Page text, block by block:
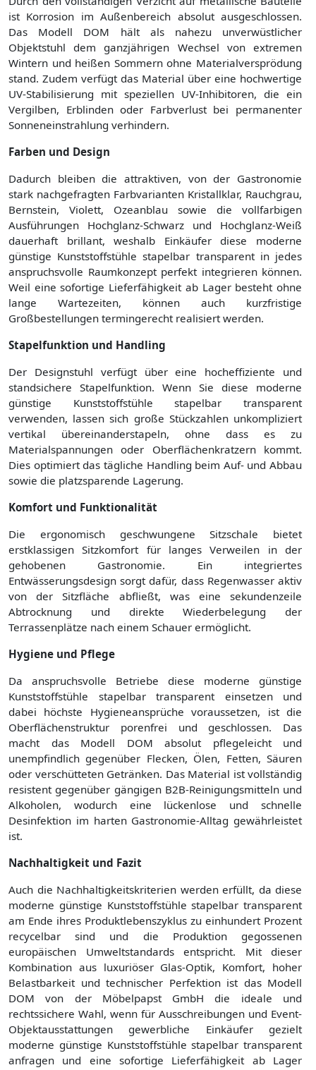
ist Korrosion im Außenbereich absolut ausgeschlossen.
Das Modell DOM hält als nahezu unverwüstlicher
Objektstuhl dem ganzjährigen Wechsel von extremen
Wintern und heißen Sommern ohne Materialversprödung
stand. Zudem verfügt das Material über eine hochwertige
UV-Stabilisierung mit speziellen UV-Inhibitoren, die ein
Vergilben, Erblinden oder Farbverlust bei permanenter
Sonneneinstrahlung verhindern.
Farben und Design
Dadurch bleiben die attraktiven, von der Gastronomie
stark nachgefragten Farbvarianten Kristallklar, Rauchgrau,
Bernstein, Violett, Ozeanblau sowie die vollfarbigen
Ausführungen Hochglanz-Schwarz und Hochglanz-Weiß
dauerhaft brillant, weshalb Einkäufer diese moderne
günstige Kunststoffstühle stapelbar transparent in jedes
anspruchsvolle Raumkonzept perfekt integrieren können.
Weil eine sofortige Lieferfähigkeit ab Lager besteht ohne
lange Wartezeiten, können auch kurzfristige
Großbestellungen termingerecht realisiert werden.
Stapelfunktion und Handling
Der Designstuhl verfügt über eine hocheffiziente und
standsichere Stapelfunktion. Wenn Sie diese moderne
günstige Kunststoffstühle stapelbar transparent
verwenden, lassen sich große Stückzahlen unkompliziert
vertikal übereinanderstapeln, ohne dass es zu
Materialspannungen oder Oberflächenkratzern kommt.
Dies optimiert das tägliche Handling beim Auf- und Abbau
sowie die platzsparende Lagerung.
Komfort und Funktionalität
Die ergonomisch geschwungene Sitzschale bietet
erstklassigen Sitzkomfort für langes Verweilen in der
gehobenen Gastronomie. Ein integriertes
Entwässerungsdesign sorgt dafür, dass Regenwasser aktiv
von der Sitzfläche abfließt, was eine sekundenzeile
Abtrocknung und direkte Wiederbelegung der
Terrassenplätze nach einem Schauer ermöglicht.
Hygiene und Pflege
Da anspruchsvolle Betriebe diese moderne günstige
Kunststoffstühle stapelbar transparent einsetzen und
dabei höchste Hygieneansprüche voraussetzen, ist die
Oberflächenstruktur porenfrei und geschlossen. Das
macht das Modell DOM absolut pflegeleicht und
unempfindlich gegenüber Flecken, Ölen, Fetten, Säuren
oder verschütteten Getränken. Das Material ist vollständig
resistent gegenüber gängigen B2B-Reinigungsmitteln und
Alkoholen, wodurch eine lückenlose und schnelle
Desinfektion im harten Gastronomie-Alltag gewährleistet
ist.
Nachhaltigkeit und Fazit
Auch die Nachhaltigkeitskriterien werden erfüllt, da diese
moderne günstige Kunststoffstühle stapelbar transparent
am Ende ihres Produktlebenszyklus zu einhundert Prozent
recycelbar sind und die Produktion gegossenen
europäischen Umweltstandards entspricht. Mit dieser
Kombination aus luxuriöser Glas-Optik, Komfort, hoher
Belastbarkeit und technischer Perfektion ist das Modell
DOM von der Möbelpapst GmbH die ideale und
rechtssichere Wahl, wenn für Ausschreibungen und Event-
Objektausstattungen gewerbliche Einkäufer gezielt
moderne günstige Kunststoffstühle stapelbar transparent
anfragen und eine sofortige Lieferfähigkeit ab Lager